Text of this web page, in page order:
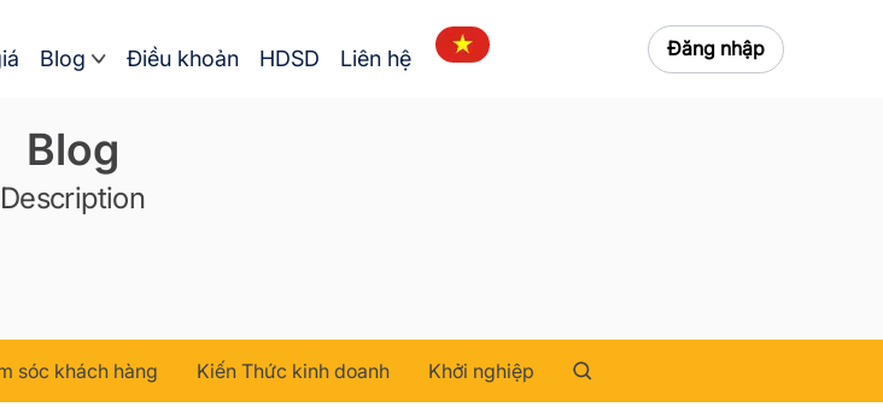
Blog Điều khoản HDSD Liên hệ Đăng nhập
Blog
Description
sóc khách hàng Kiến Thức kinh doanh Khởi nghiệp